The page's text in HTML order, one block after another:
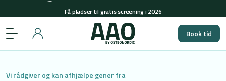
Få pladser til gratis screening i 2026
+45 29848558(man-tors: 08-15 & fre: 08-12)
Få pladser til gratis screening i 2026
Book tid
Vi rådgiver og kan afhjælpe gener fra